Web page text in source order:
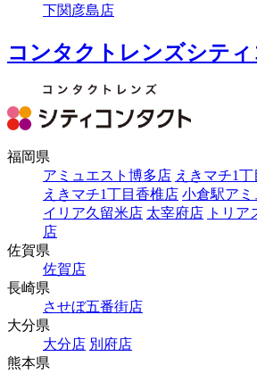
下関彦島店
コンタクトレンズシティ
福岡県
アミュエスト博多店 えきマチ1
えきマチ1丁目香椎店 小倉駅ア
イリア久留米店 太宰府店 トリア
店
佐賀県
佐賀店
長崎県
させぼ五番街店
大分県
大分店 別府店
熊本県